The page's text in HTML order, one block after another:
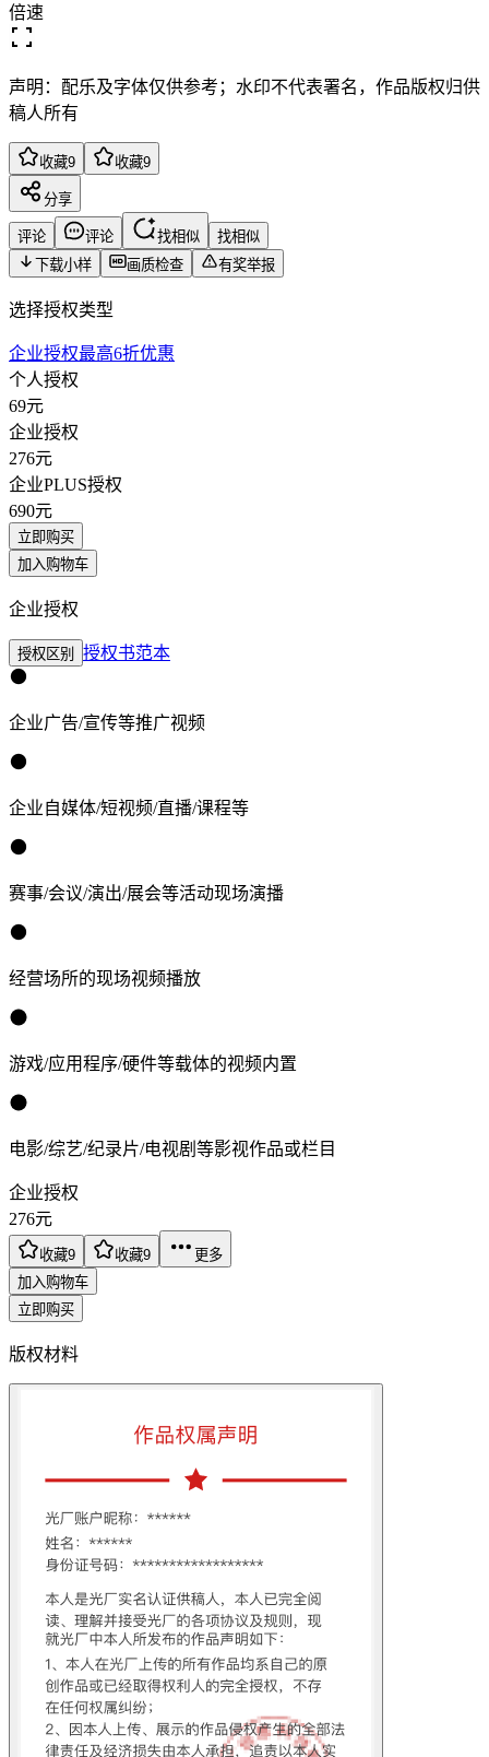
倍速
声明：配乐及字体仅供参考；水印不代表署名，作品版权归供
稿人所有
收藏9 收藏9
分享
评论 评论 找相似
找相似
下载小样
画质检查 有奖举报
选择授权类型
企业授权最高6折优惠
个人授权
69元
企业授权
276元
企业PLUS授权
690元
立即购买
加入购物车
企业授权
授权区别 授权书范本
企业广告/宣传等推广视频
企业自媒体/短视频/直播/课程等
赛事/会议/演出/展会等活动现场演播
经营场所的现场视频播放
游戏/应用程序/硬件等载体的视频内置
电影/综艺/纪录片/电视剧等影视作品或栏目
企业授权
276元
收藏9 收藏9
更多
加入购物车
立即购买
版权材料